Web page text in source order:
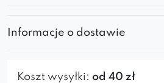
Informacje o dostawie
Koszt wysyłki: od 40 zł